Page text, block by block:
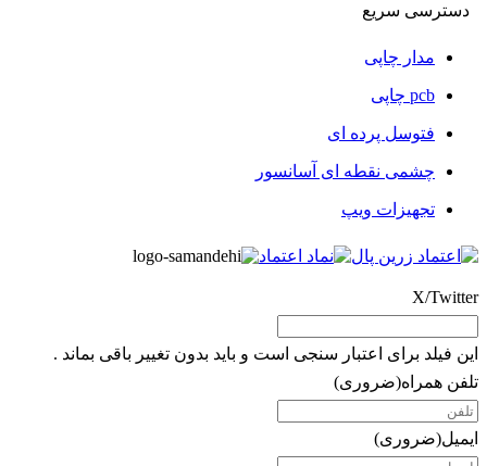
دسترسی سریع
مدار چاپی
pcb چاپی
فتوسل پرده ای
چشمی نقطه ای آسانسور
تجهیزات ویپ
X/Twitter
این فیلد برای اعتبار سنجی است و باید بدون تغییر باقی بماند .
تلفن همراه(ضروری)
ایمیل(ضروری)